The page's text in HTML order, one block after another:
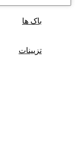
باک ها
تزیینات